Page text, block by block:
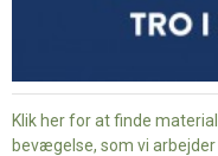
Klik her for at finde
bevægelse, som vi